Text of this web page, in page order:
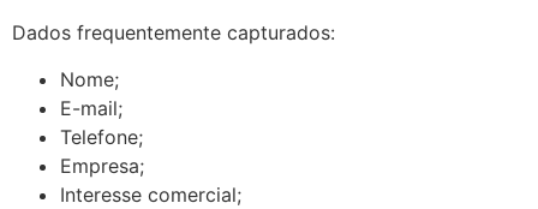
Dados frequentemente capturados:
Nome;
E-mail;
Telefone;
Empresa;
Interesse comercial;